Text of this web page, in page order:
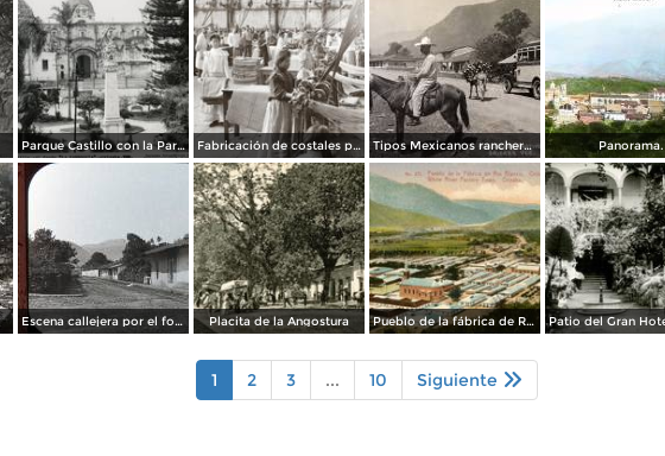
Parque Castillo con la Parroquia Fabricación de costales para café en la compañía Santa Getrudis Tipos Mexicanos ranchero motivo tipico.. Panorama.
Escena callejera por el fotografo William H. Rau.. Placita de la Angostura Pueblo de la fábrica de Río Blanco
1 2 3 ... 10 Siguiente